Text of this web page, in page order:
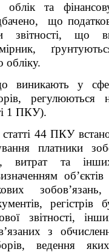
облік та
що
що
обліку.
виникають у
1 ПКУ).
44 ПКУ
платники
витрат та
об’єктів
регістрів
звітності,
з
ведення